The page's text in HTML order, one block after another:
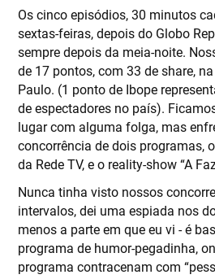
Os cinco episódios, 30 minutos
sextas-feiras, depois do Globo
sempre depois da meia-noite.
de 17 pontos, com 33 de share,
Paulo. (1 ponto de Ibope
de espectadores no país).
lugar com alguma folga, mas
concorrência de dois programas,
da Rede TV, e o reality-show “A
Nunca tinha visto nossos
intervalos, dei uma espiada nos
menos a parte em que eu vi - é
programa de humor-pegadinha,
programa contracenam com